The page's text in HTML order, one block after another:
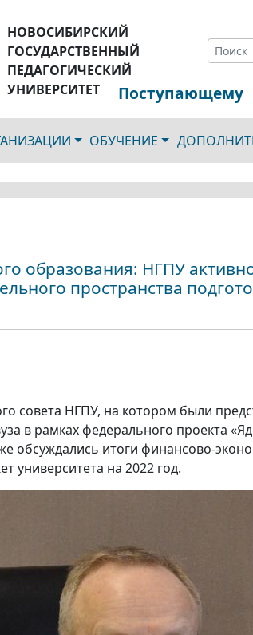
НОВОСИБИРСКИЙ
ГОСУДАРСТВЕННЫЙ
ПЕДАГОГИЧЕСКИЙ
УНИВЕРСИТЕТ
Поступающему
ОБУЧЕНИЕ
образования: НГПУ
пространства
совета НГПУ, на котором были
в рамках федерального проекта
обсуждались итоги финансово-
университета на 2022 год.